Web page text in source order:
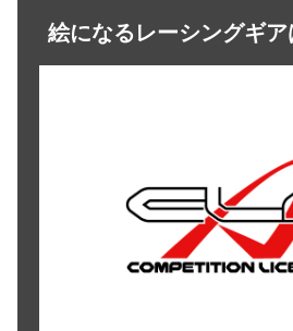
絵になるレーシングギ